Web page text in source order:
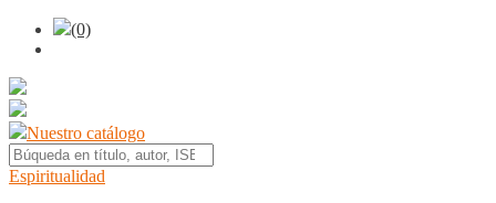
(0)
Nuestro catálogo
Espiritualidad